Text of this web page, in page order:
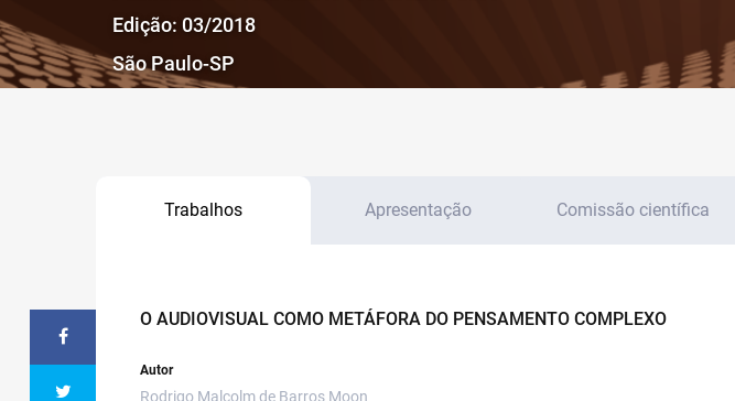
Edição: 03/2018
São Paulo-SP
Trabalhos Apresentação Comissão científica
O AUDIOVISUAL COMO METÁFORA DO PENSAMENTO COMPLEXO
Autor
Rodrigo Malcolm de Barros Moon